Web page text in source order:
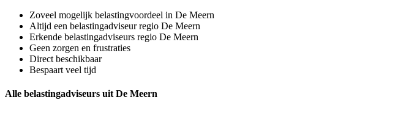
Zoveel mogelijk belastingvoordeel in De Meern
Altijd een belastingadviseur regio De Meern
Erkende belastingadviseurs regio De Meern
Geen zorgen en frustraties
Direct beschikbaar
Bespaart veel tijd
Alle belastingadviseurs uit De Meern